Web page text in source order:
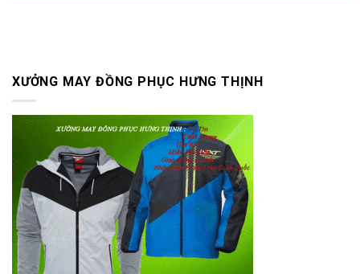
XƯỞNG MAY ĐỒNG PHỤC HƯNG THỊNH